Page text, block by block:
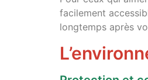
facilement
longtemps après